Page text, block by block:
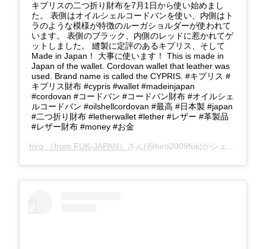
キプリスの二つ折り財布を7月1日から使い始めまし
た。 表側はオイルシェルコードバンを使い、内側はト
ラのような模様が特徴のルーガショルダーが使われて
います。 表側のブラック、内側のレッドに惹かれてゲ
ットしました。 縫製に定評のあるキプリス、そして
Made in Japan！ 大事に使います！ This is made in
Japan of the wallet. Cordovan wallet that leather was
used. Brand name is called the CYPRIS. #キプリス #
キプリス財布 #cypris #wallet #madeinjapan
#cordovan #コードバン #コードバン財布 #オイルシェ
ルコードバン #oilshellcordovan #最高 #日本製 #japan
#二つ折り財布 #letherwallet #lether #レザー #革製品
#レザー財布 #money #お金
hiro （from FUK-JAPAN） さん(@hiro2009fuk)がシェアした投稿 –